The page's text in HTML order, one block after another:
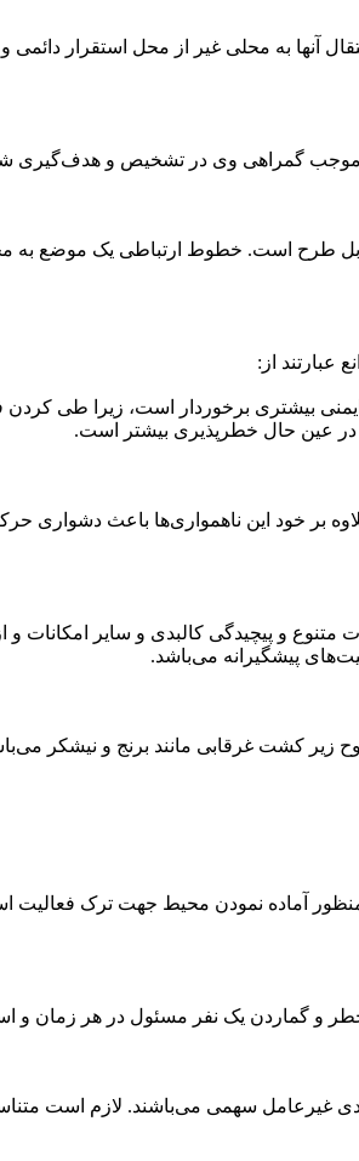
آنها به محلی غیر از محل استقرار دائمی
و موجب گمراهی وی در تشخیص و هدف‌گیری
طرح است. خطوط ارتباطی یک موضع به
عبارتند از:
بیشتری برخوردار است، زیرا طی
و در عین حال خطرپذیری بیشتر است.
بر خود این ناهمواری‌ها باعث دشواری
متنوع و پیچیدگی کالبدی و سایر
پیشگیرانه می‌باشد.
زیر کشت غرقابی مانند برنج و نیشکر
آماده نمودن محیط جهت ترک فعالیت
گماردن یک نفر مسئول در هر زمان و
غیرعامل سهمی می‌باشند. لازم است